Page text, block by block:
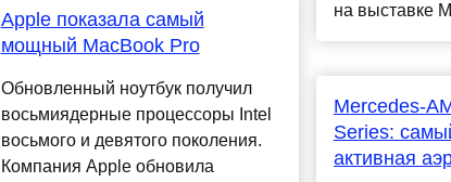
Apple показала самый
мощный MacBook Pro
Обновленный ноутбук получил
восьмиядерные процессоры Intel
восьмого и девятого поколения.
Компания Apple обновила
на выставке
Mercedes-
Series:
активная